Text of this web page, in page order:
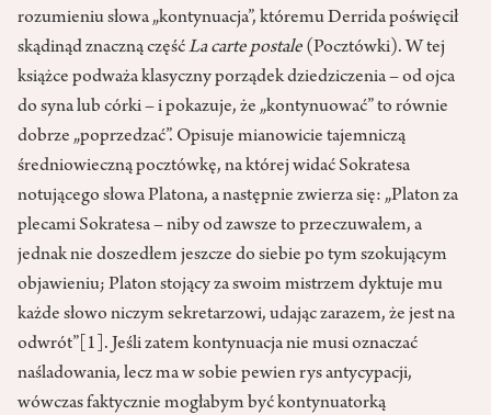
rozumieniu słowa „kontynuacja”, któremu Derrida poświęcił
skądinąd znaczną częśćLa carte postale (Pocztówki). W tej
książce podważa klasyczny porządek dziedziczenia – od ojca
do syna lub córki – i pokazuje, że „kontynuować” to równie
dobrze „poprzedzać”. Opisuje mianowicie tajemniczą
średniowieczną pocztówkę, na której widać Sokratesa
notującego słowa Platona, a następnie zwierza się: „Platon za
plecami Sokratesa – niby od zawsze to przeczuwałem, a
jednak nie doszedłem jeszcze do siebie po tym szokującym
objawieniu; Platon stojący za swoim mistrzem dyktuje mu
każde słowo niczym sekretarzowi, udając zarazem, że jest na
odwrót” [1] . Jeśli zatem kontynuacja nie musi oznaczać
naśladowania, lecz ma w sobie pewien rys antycypacji,
wówczas faktycznie mogłabym być kontynuatorką